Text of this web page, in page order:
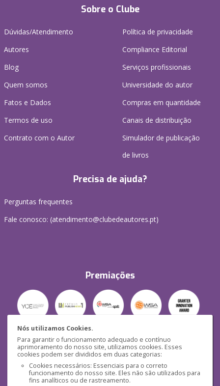
Nós utilizamos Cookies.
Para garantir o funcionamento adequado e contínuo
aprimoramento do nosso site, utilizamos cookies. Esses
cookies podem ser divididos em duas categorias:
Cookies necessários: Essenciais para o correto
funcionamento do nosso site. Eles não são utilizados para
fins analíticos ou de rastreamento.
Sobre o Clube
Dúvidas/Atendimento
Autores
Blog
Quem somos
Fatos e Dados
Termos de uso
Contrato com o Autor
Política de privacidade
Compliance Editorial
Serviços profissionais
Universidade do autor
Compras em quantidade
Canais de distribuição
Simulador de publicação
de livros
Precisa de ajuda?
Perguntas frequentes
Fale conosco: (atendimento@clubedeautores.pt)
Premiações
Segurança